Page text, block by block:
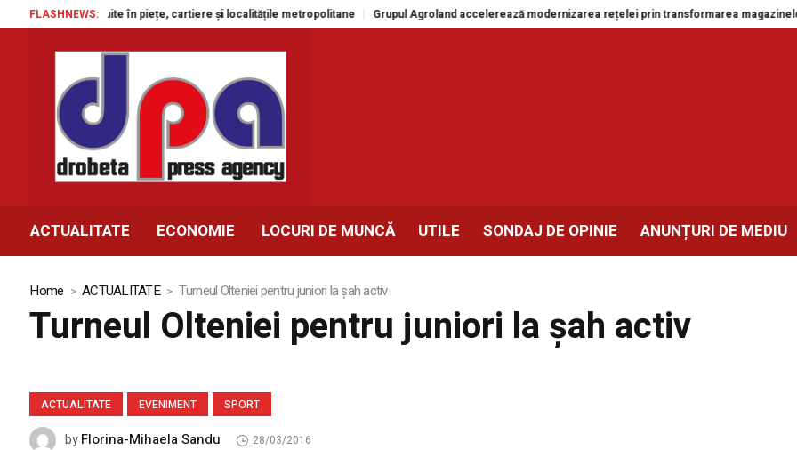
FLASHNEWS:gratuite în piețe, cartiere și localitățile metropolitane Grupul Agroland accelerează modernizarea rețelei prin transformarea magazinelor
ACTUALITATE ECONOMIE LOCURI DE MUNCĂ UTILE SONDAJ DE OPINIE ANUNȚURI DE MEDIU
Home ACTUALITATE Turneul Olteniei pentru juniori la şah activ
Turneul Olteniei pentru juniori la şah activ
ACTUALITATE EVENIMENT SPORT
byFlorina-Mihaela Sandu 28/03/2016